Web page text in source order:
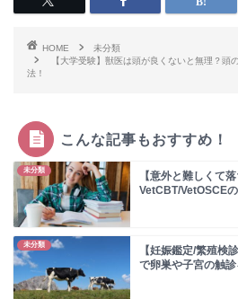
HOME
未分類
【大学受験】獣医は頭が良くないと無理？頭
法！
こんな記事もおすすめ！
未分類
【意外と難しくて
VetCBT/VetOSCE
未分類
【妊娠鑑定/繁殖検
で卵巣や子宮の触